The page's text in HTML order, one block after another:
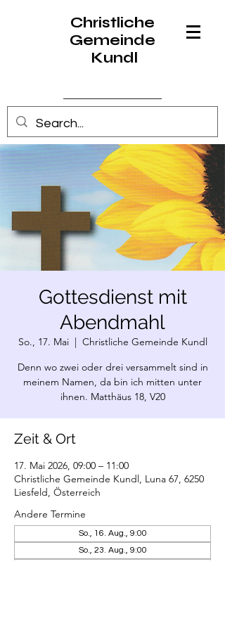
Christliche
Gemeinde
Kundl
Anmelden
Gottesdienst mit
Abendmahl
So., 17. Mai
  |
Christliche Gemeinde Kundl
Denn wo zwei oder drei versammelt sind in
meinem Namen, da bin ich mitten unter
ihnen. Matthäus 18, V20
Zeit & Ort
17. Mai 2026, 09:00 – 11:00
Christliche Gemeinde Kundl, Luna 67, 6250
Liesfeld, Österreich
Andere Termine
So., 16. Aug., 9:00
So., 23. Aug., 9:00